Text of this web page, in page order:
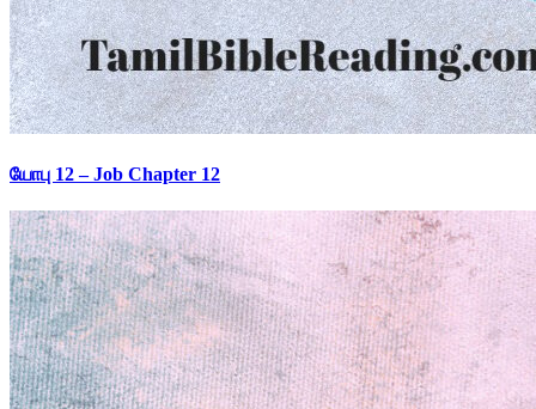
யோபு 12 – Job Chapter 12